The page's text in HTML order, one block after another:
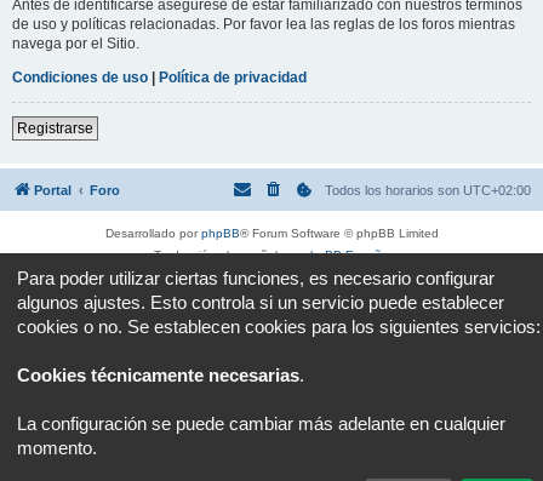
Antes de identificarse asegúrese de estar familiarizado con nuestros términos
de uso y políticas relacionadas. Por favor lea las reglas de los foros mientras
navega por el Sitio.
Condiciones de uso | Política de privacidad
Registrarse
Portal Foro Todos los horarios son UTC+02:00
Desarrollado porphpBB® Forum Software © phpBB Limited
Traducción al español porphpBB España
Privacidad|Condiciones
Para poder utilizar ciertas funciones, es necesario configurar
algunos ajustes. Esto controla si un servicio puede establecer
cookies o no. Se establecen cookies para los siguientes servicios:
Cookies técnicamente necesarias.
La configuración se puede cambiar más adelante en cualquier
momento.